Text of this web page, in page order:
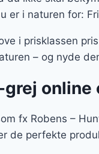
er i naturen for:
i prisklassen
– og nyde
online
fx Robens –
de perfekte